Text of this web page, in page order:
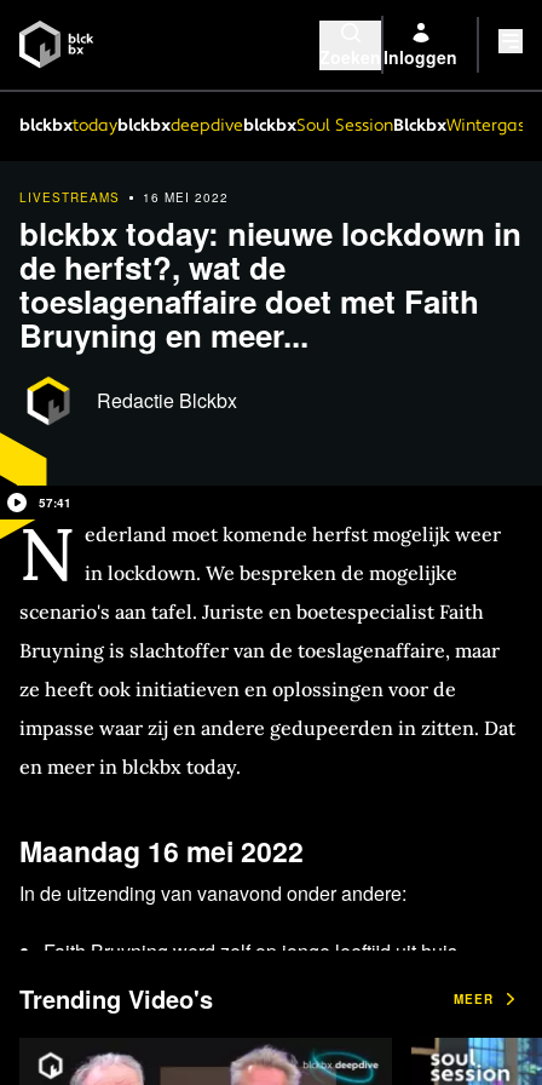
Inloggen
blckbxtodayblckbxdeepdiveblckbxSoul SessionBlckbx
LIVESTREAMS 16 MEI 2022
blckbx today: nieuwe lockdown in
de herfst?, wat de
toeslagenaffaire doet met Faith
Bruyning en meer...
Redactie Blckbx
57:41
N ederland moet komende herfst mogelijk weer
in lockdown. We bespreken de mogelijke
scenario's aan tafel. Juriste en boetespecialist Faith
Bruyning is slachtoffer van de toeslagenaffaire, maar
ze heeft ook initiatieven en oplossingen voor de
impasse waar zij en andere gedupeerden in zitten. Dat
en meer in blckbx today.
Maandag 16 mei 2022
In de uitzending van vanavond onder andere:
Faith Bruyning werd zelf op jonge leeftijd uit huis
geplaatst en belandde in de jeugdgevangenis. Ze
knokte zich omhoog, studeerde af als jurist en ging aan
de slag als boetespecialist bij de Gemeente
Trending Video's MEER